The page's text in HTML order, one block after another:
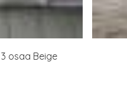
osaa Beige